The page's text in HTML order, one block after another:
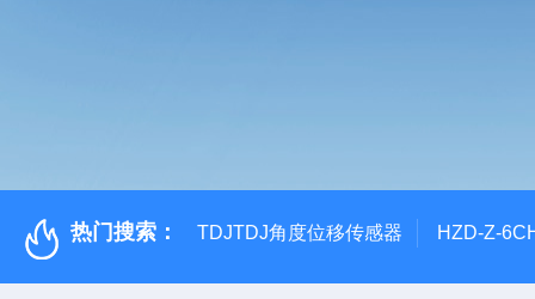
热门搜索： TDJTDJ角度位移传感器 HZD-Z-